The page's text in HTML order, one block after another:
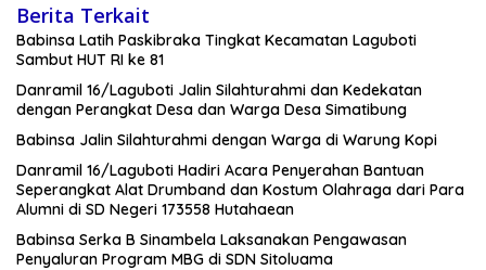
Berita Terkait
Babinsa Latih Paskibraka Tingkat Kecamatan Laguboti
Sambut HUT RI ke 81
Danramil 16/Laguboti Jalin Silahturahmi dan Kedekatan
dengan Perangkat Desa dan Warga Desa Simatibung
Babinsa Jalin Silahturahmi dengan Warga di Warung Kopi
Danramil 16/Laguboti Hadiri Acara Penyerahan Bantuan
Seperangkat Alat Drumband dan Kostum Olahraga dari Para
Alumni di SD Negeri 173558 Hutahaean
Babinsa Serka B Sinambela Laksanakan Pengawasan
Penyaluran Program MBG di SDN Sitoluama